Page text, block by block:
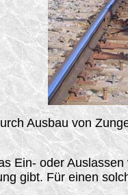
Ausbau von
Ein- oder
gibt. Für einen